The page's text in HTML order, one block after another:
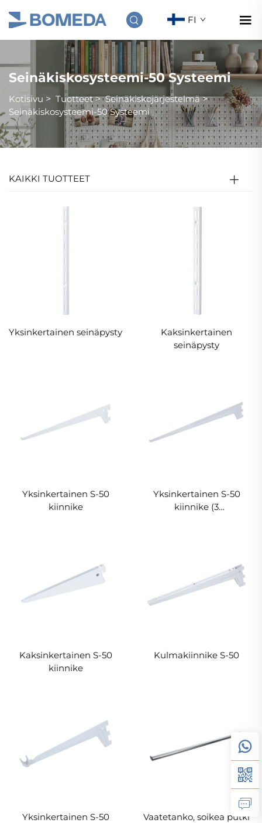
FI
Seinäkiskosysteemi-50 Systeemi
Kotisivu > Tuotteet>Seinäkiskojärjestelmä>
Seinäkiskosysteemi-50 Systeemi
KAIKKI TUOTTEET
Yksinkertainen seinäpysty
Kaksinkertainen
seinäpysty
Yksinkertainen S-50
kiinnike
Yksinkertainen S-50
kiinnike (3
Kaksinkertainen S-50
kiinnike
Kulmakiinnike S-50
Yksinkertainen S-50
Vaatetanko, soikea putki